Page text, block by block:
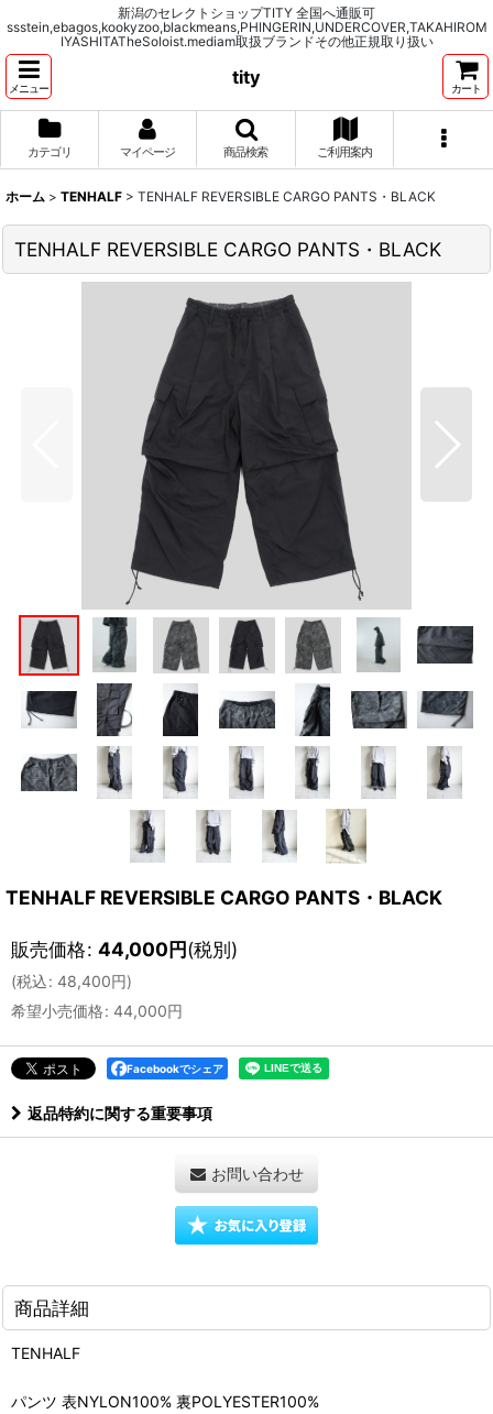
新潟のセレクトショップTITY 全国へ通販可
ssstein,ebagos,kookyzoo,blackmeans,PHINGERIN,UNDERCOVER,TAKAHIROM
IYASHITATheSoloist.mediam取扱ブランドその他正規取り扱い
メニュー
tity
カート
カテゴリ マイページ 商品検索 ご利用案内
ホーム > TENHALF > TENHALF REVERSIBLE CARGO PANTS・BLACK
TENHALF REVERSIBLE CARGO PANTS・BLACK
TENHALF REVERSIBLE CARGO PANTS・BLACK
販売価格: 44,000円(税別)
(税込: 48,400円)
希望小売価格: 44,000円
Facebookでシェア
返品特約に関する重要事項
お問い合わせ
商品詳細
TENHALF
パンツ 表NYLON100% 裏POLYESTER100%